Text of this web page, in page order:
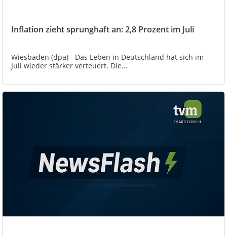
Inflation zieht sprunghaft an: 2,8 Prozent im Juli
Wiesbaden (dpa) - Das Leben in Deutschland hat sich im
Juli wieder stärker verteuert. Die...